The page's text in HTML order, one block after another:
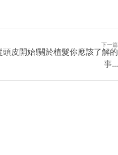
下一篇
頭皮開始!關於植髮你應該了解的
事...